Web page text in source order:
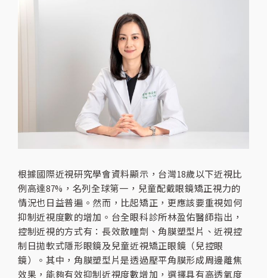
根據國際近視研究學會資料顯示，台灣18歲以下近視比
例高達87%，名列全球第一，兒童配戴眼鏡矯正視力的
情況也日益普遍。然而，比起矯正，更應該要重視如何
抑制近視度數的增加。台全眼科診所林盈佑醫師指出，
控制近視的方式有：長效散瞳劑、角膜塑型片、近視控
制日拋軟式隱形眼鏡及兒童近視矯正眼鏡（兒控眼
鏡）。其中，角膜塑型片是透過壓平角膜形成周邊離焦
效果，能夠有效抑制近視度數增加，選擇具有高透氧度